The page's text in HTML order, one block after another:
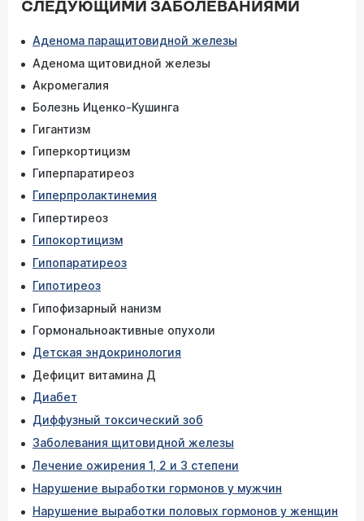
СЛЕДУЮЩИМИ ЗАБОЛЕВАНИЯМИ
Аденома паращитовидной железы
Аденома щитовидной железы
Акромегалия
Болезнь Иценко-Кушинга
Гигантизм
Гиперкортицизм
Гиперпаратиреоз
Гиперпролактинемия
Гипертиреоз
Гипокортицизм
Гипопаратиреоз
Гипотиреоз
Гипофизарный нанизм
Гормональноактивные опухоли
Детская эндокринология
Дефицит витамина Д
Диабет
Диффузный токсический зоб
Заболевания щитовидной железы
Лечение ожирения 1, 2 и 3 степени
Нарушение выработки гормонов у мужчин
Нарушение выработки половых гормонов у женщин